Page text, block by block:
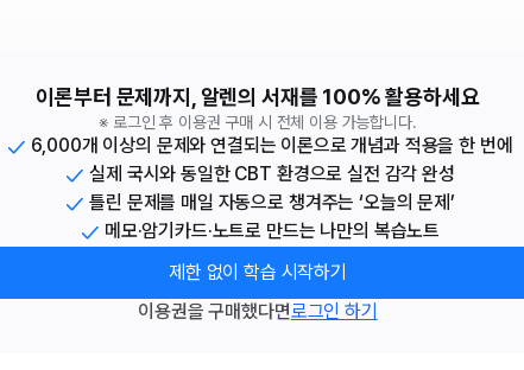
이론부터 문제까지, 알렌의 서재를 100% 활용하세요
※ 로그인 후 이용권 구매 시 전체 이용 가능합니다.
6,000개 이상의 문제와 연결되는 이론으로 개념과 적용을 한 번에
실제 국시와 동일한 CBT 환경으로 실전 감각 완성
틀린 문제를 매일 자동으로 챙겨주는 ‘오늘의 문제’
메모·암기카드·노트로 만드는 나만의 복습노트
제한 없이 학습 시작하기
이용권을 구매했다면로그인 하기